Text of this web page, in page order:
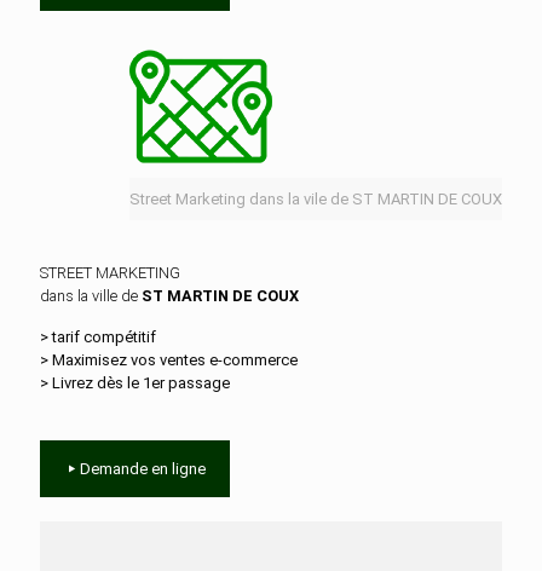
Street Marketing dans la vile de ST MARTIN DE COUX
STREET MARKETING
dans la ville de ST MARTIN DE COUX
> tarif compétitif
> Maximisez vos ventes e‑commerce
> Livrez dès le 1er passage
Demande en ligne